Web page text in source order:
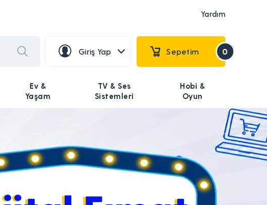
Yardım
Giriş Yap Sepetim 0
Ev &
Yaşam
TV & Ses
Sistemleri
Hobi &
Oyun